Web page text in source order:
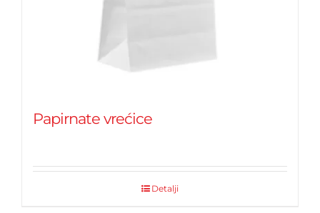
Papirnate vrećice
Detalji